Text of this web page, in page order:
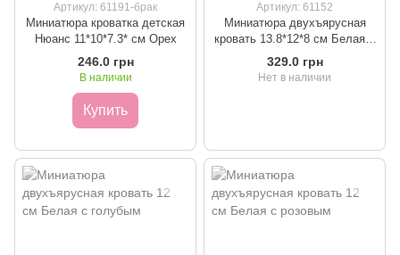
Артикул: 61191-брак
Миниатюра кроватка детская
Нюанс 11*10*7.3* см Орех
246.0 грн
В наличии
Купить
Артикул: 61152
Миниатюра двухъярусная
кровать 13.8*12*8 см Белая с
клубничками
329.0 грн
Нет в наличии